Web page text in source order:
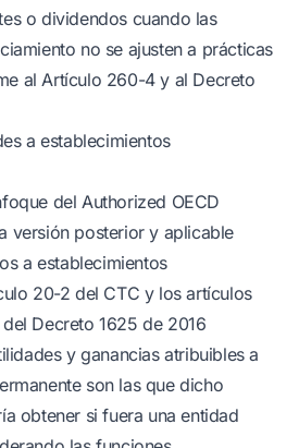
o dividendos cuando las
no se ajusten a prácticas
al Artículo 260-4 y al Decreto
a establecimientos
del Authorized OECD
versión posterior y aplicable
a establecimientos
20-2 del CTC y los artículos
del Decreto 1625 de 2016
y ganancias atribuibles a
son las que dicho
obtener si fuera una entidad